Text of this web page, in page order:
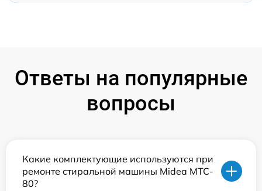
Ответы на популярные
вопросы
Какие комплектующие используются при
ремонте стиральной машины Midea MTC-
80?